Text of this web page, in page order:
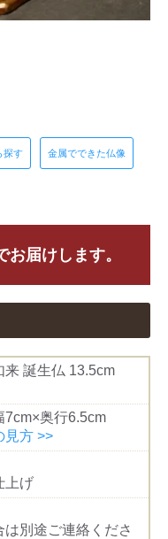
探す 金属でできた仏像
届けします。
来 誕生仏 13.5cm
7cm×奥行6.5cm
見方 >>
上げ
別途ご連絡くださ